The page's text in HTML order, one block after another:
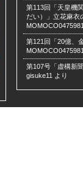
第113回「天皇機
だい）」立花麻衣
第121回「20億、
第107号「虚構新
gisuke11 より